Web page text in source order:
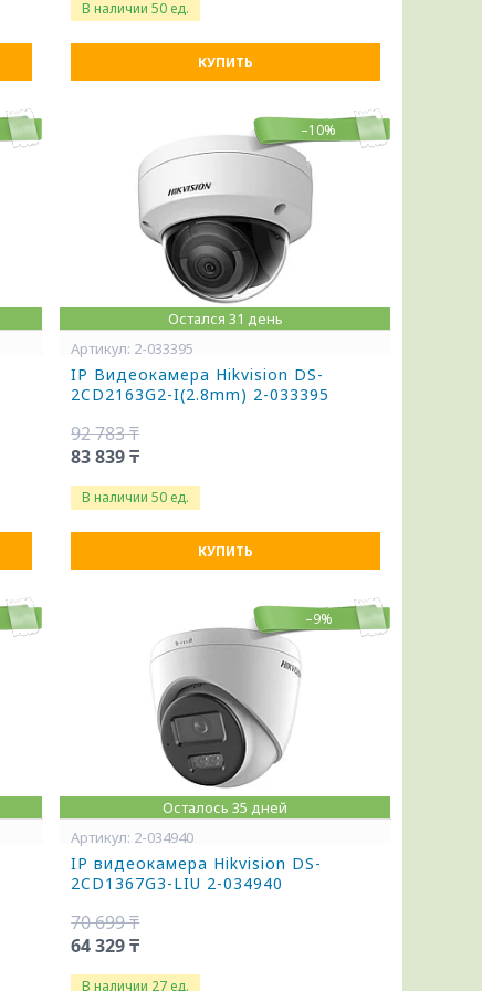
В наличии 50 ед.
КУПИТЬ
–10%
Остался 31 день
2-033395
IP Видеокамера Hikvision DS-
2CD2163G2-I(2.8mm) 2-033395
92 783 ₸
83 839 ₸
В наличии 50 ед.
КУПИТЬ
–9%
Осталось 35 дней
2-034940
IP видеокамера Hikvision DS-
2CD1367G3-LIU 2-034940
70 699 ₸
64 329 ₸
В наличии 27 ед.